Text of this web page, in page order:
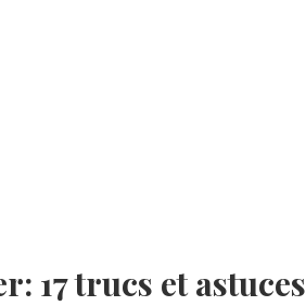
17 trucs et astuces